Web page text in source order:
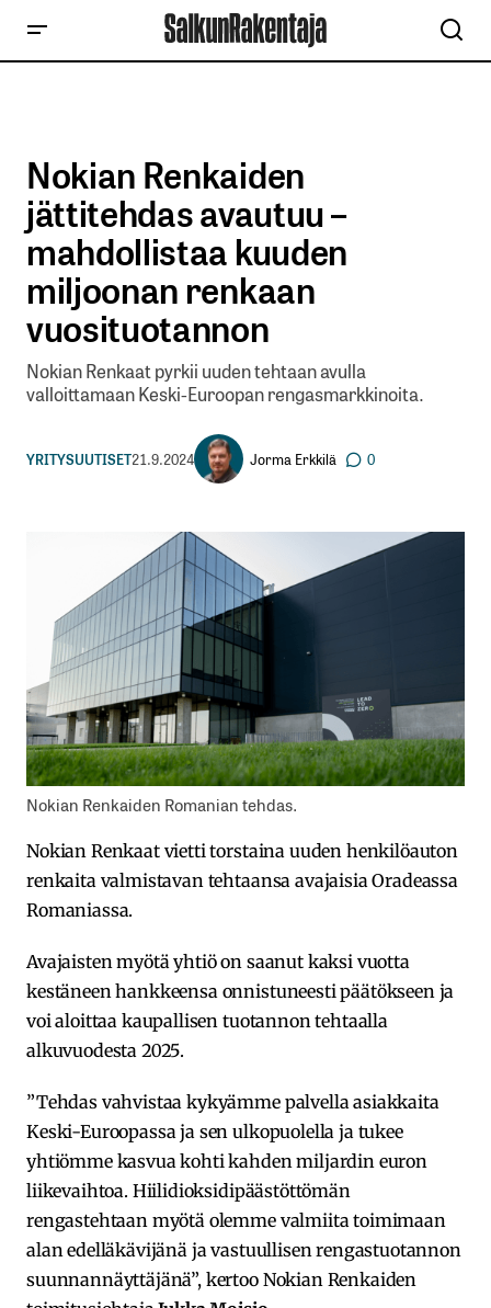
Nokian Renkaiden
jättitehdas avautuu –
mahdollistaa kuuden
miljoonan renkaan
vuosituotannon
Nokian Renkaat pyrkii uuden tehtaan avulla
valloittamaan Keski-Euroopan rengasmarkkinoita.
YRITYSUUTISET21.9.2024 Jorma Erkkilä 0
Nokian Renkaiden Romanian tehdas.
Nokian Renkaat vietti torstaina uuden henkilöauton
renkaita valmistavan tehtaansa avajaisia Oradeassa
Romaniassa.
Avajaisten myötä yhtiö on saanut kaksi vuotta
kestäneen hankkeensa onnistuneesti päätökseen ja
voi aloittaa kaupallisen tuotannon tehtaalla
alkuvuodesta 2025.
”Tehdas vahvistaa kykyämme palvella asiakkaita
Keski-Euroopassa ja sen ulkopuolella ja tukee
yhtiömme kasvua kohti kahden miljardin euron
liikevaihtoa. Hiilidioksidipäästöttömän
rengastehtaan myötä olemme valmiita toimimaan
alan edelläkävijänä ja vastuullisen rengastuotannon
suunnannäyttäjänä”, kertoo Nokian Renkaiden